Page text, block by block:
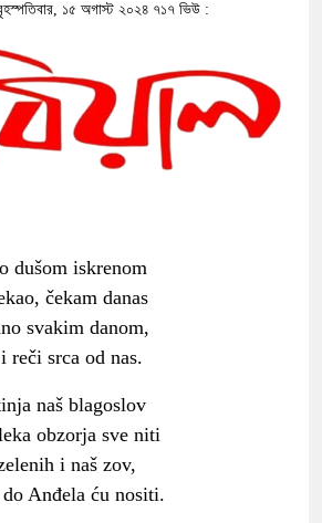
১৫ অগাস্ট ২০২৪ ৭১৭ ভিউ :
dušom iskrenom
čekam danas
svakim danom,
reči srca od nas.
naš blagoslov
obzorja sve niti
i naš zov,
Anđela ću nositi.